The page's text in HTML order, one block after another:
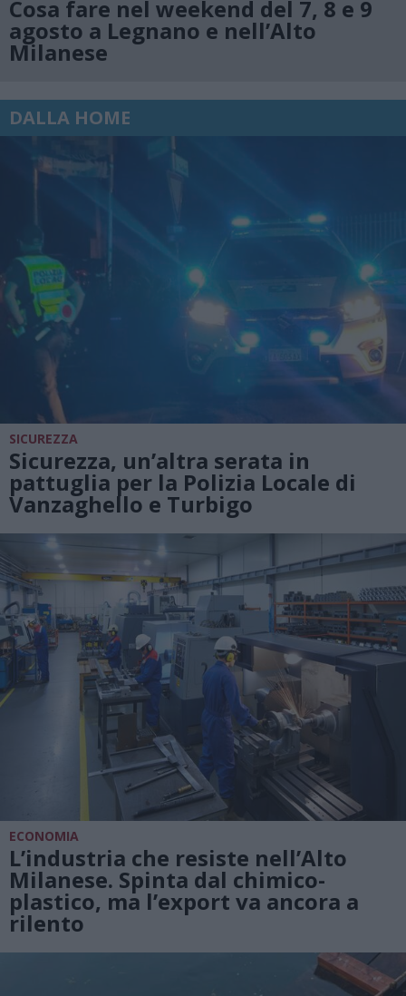
Cosa fare nel weekend del 7, 8 e 9
agosto a Legnano e nell’Alto
Milanese
DALLA HOME
SICUREZZA
Sicurezza, un’altra serata in
pattuglia per la Polizia Locale di
Vanzaghello e Turbigo
ECONOMIA
L’industria che resiste nell’Alto
Milanese. Spinta dal chimico-
plastico, ma l’export va ancora a
rilento